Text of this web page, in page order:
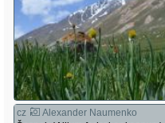
cz
Alexander Naumenko